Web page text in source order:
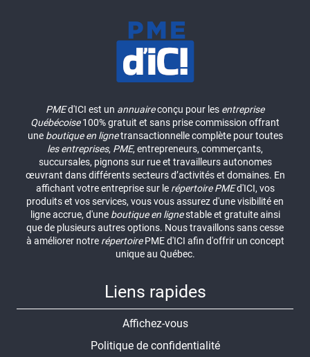
PMEd'ICI est un annuaireconçu pour les entreprise
Québécoise100% gratuit et sans prise commission offrant
une boutique en lignetransactionnelle complète pour toutes
les entreprises, PME, entrepreneurs, commerçants,
succursales, pignons sur rue et travailleurs autonomes
œuvrant dans différents secteurs d’activités et domaines. En
affichant votre entreprise sur le répertoire PMEd'ICI, vos
produits et vos services, vous vous assurez d'une visibilité en
ligne accrue, d'une boutique en lignestable et gratuite ainsi
que de plusieurs autres options. Nous travaillons sans cesse
à améliorer notre répertoirePME d'ICI afin d'offrir un concept
unique au Québec.
Liens rapides
Affichez-vous
Politique de confidentialité